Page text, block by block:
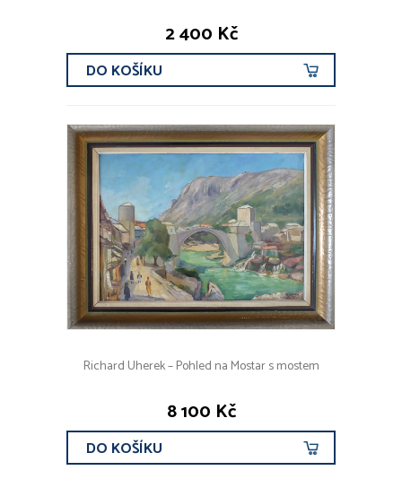
2 400 Kč
DO KOŠÍKU
Richard Uherek – Pohled na Mostar s mostem
8 100 Kč
DO KOŠÍKU